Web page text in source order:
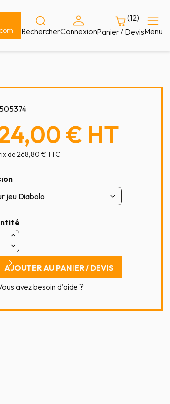
RechercherConnexionPanier / Devis
(12)
Menu
505374
€ HT
de 268,80 € TTC
AJOUTER AU PANIER / DEVIS
avez besoin d'aide ?